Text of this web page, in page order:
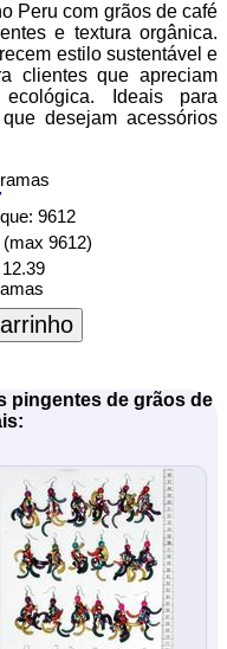
Peru com grãos de café
e textura orgânica.
estilo sustentável e
clientes que apreciam
Ideais para
desejam acessórios
9612
(max 9612)
pingentes de grãos de